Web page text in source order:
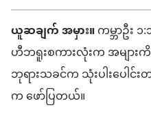
ယူဆချက် အမှား။ကမ္ဘာဦး
ဟီဘရူးစကားလုံးက အများ
ဘုရားသခင်က သုံးပါးပေါင်း
က ဖော်ပြတယ်။